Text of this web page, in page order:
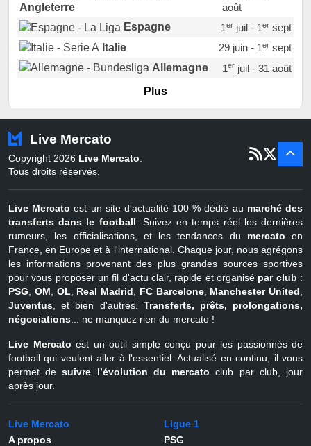
Angleterre
août
Espagne
1erjuil - 1ersept
Italie
29 juin - 1ersept
Allemagne
1erjuil - 31 août
Portugal
Pays-Bas
22 juin - 2 sept
Belgique
juil - 31
Plus
Live Mercato
Copyright 2026 Live Mercato
Tous droits réservés.
Live Mercato est un site d'actualité 100 % dédié au marché des
transferts dans le football . Suivez en temps réel les dernières
rumeurs, les officialisations, et les tendances du mercato en
France, en Europe et à l'international. Chaque jour, nous agrégons
les informations provenant des plus grandes sources sportives
pour vous proposer un fil d'actu clair, rapide et organisé par club :
PSG
OM OL Real Madrid FC Barcelone, Manchester United
Juventus , et bien d'autres. Transferts, prêts, prolongations,
négociations ... ne manquez rien du mercato !
Live Mercato est un outil simple conçu pour les passionnés de
football qui veulent aller à l'essentiel. Actualisé en continu, il vous
permet desuivre l’évolution du mercato club par club, jour
après jour.
Live Mercato
A propos
Ligue 1
PSG